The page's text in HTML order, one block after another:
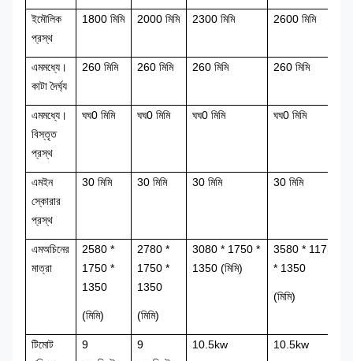
ইমৌলিক
প্রস্থ
1800 মিমি 2000 মিমি 2300 মিমি 2600 মিমি
এমমধ্যে।
কাটা দৈর্ঘ্য
260 মিমি 260 মিমি 260 মিমি 260 মিমি
এমমধ্যে।
বিস্তৃত
প্রস্থ
ঘঘ0 মিমি ঘঘ0 মিমি ঘঘ0 মিমি ঘঘ0 মিমি
এমইন
স্কোরার
প্রস্থ
30 মিমি 30 মিমি 30 মিমি 30 মিমি
এমঅচিনের
মাত্রা
2580 *
1750 *
1350
(মিমি)
2780 *
1750 *
1350
(মিমি)
3080 * 1750 *
1350 (মিমি)
3580 * 11750
* 1350
(মিমি)
টিমোট
9
9
10.5kw 10 .5kw